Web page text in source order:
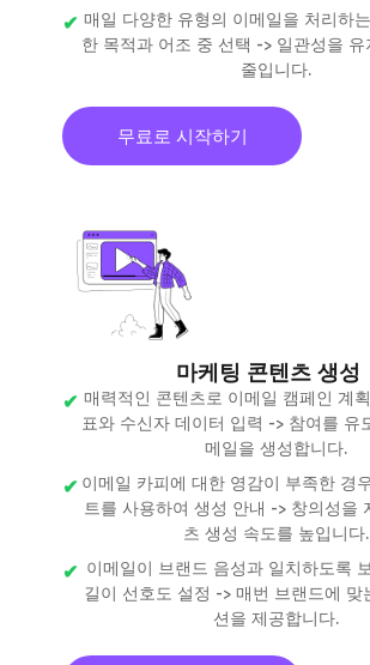
매일 다양한 유형의 이메일을 처리하
한 목적과 어조 중 선택 -> 일관성을
줄입니다.
무료로 시작하기
마케팅 콘텐츠 생성
매력적인 콘텐츠로 이메일 캠페인 계
표와 수신자 데이터 입력 -> 참여를 유
메일을 생성합니다.
이메일 카피에 대한 영감이 부족한 경
트를 사용하여 생성 안내 -> 창의성을
츠 생성 속도를 높입니다.
이메일이 브랜드 음성과 일치하도록
길이 선호도 설정 -> 매번 브랜드에 맞
션을 제공합니다.